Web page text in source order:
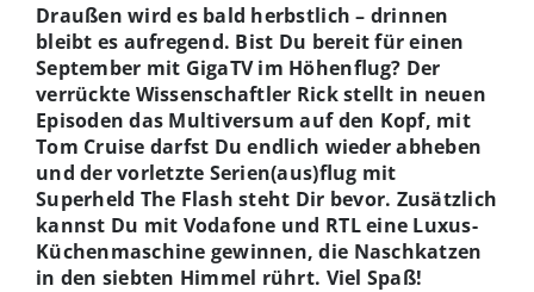
Draußen wird es bald herbstlich – drinnen
bleibt es aufregend. Bist Du bereit für einen
September mit GigaTV im Höhenflug? Der
verrückte Wissenschaftler Rick stellt in neuen
Episoden das Multiversum auf den Kopf, mit
Tom Cruise darfst Du endlich wieder abheben
und der vorletzte Serien(aus)flug mit
Superheld The Flash steht Dir bevor. Zusätzlich
kannst Du mit Vodafone und RTL eine Luxus-
Küchenmaschine gewinnen, die Naschkatzen
in den siebten Himmel rührt. Viel Spaß!